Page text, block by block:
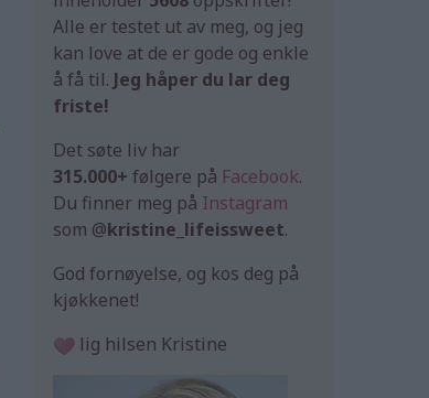
Alle er testet ut av meg, og jeg
kan love at de er gode og enkle
å få til. Jeg håper du lar deg
friste!
Det søte liv har
315.000+ følgere på Facebook.
Du finner meg på Instagram
som @kristine_lifeissweet.
God fornøyelse, og kos deg på
kjøkkenet!
lig hilsen Kristine